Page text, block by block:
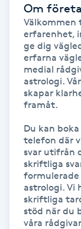
Kosmetisk
Kostrådgivning
Kroppspeeling
Kärlbehandling
Om
Välkommen
erfarenhet,
ge dig
erfarna
medial
astrologi.
skapar
framåt.
Du kan
telefon där
svar utifrån
skriftliga
astrologi. Vi
skriftliga
stöd när du
våra